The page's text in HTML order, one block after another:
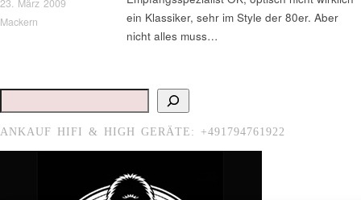
23. März 2009
Mackern
ein Klassiker, sehr im Style der 80er. Aber
nicht alles muss…
Suchen
ANKAUF HIFI & HIGH GERÄTE: +491794761922